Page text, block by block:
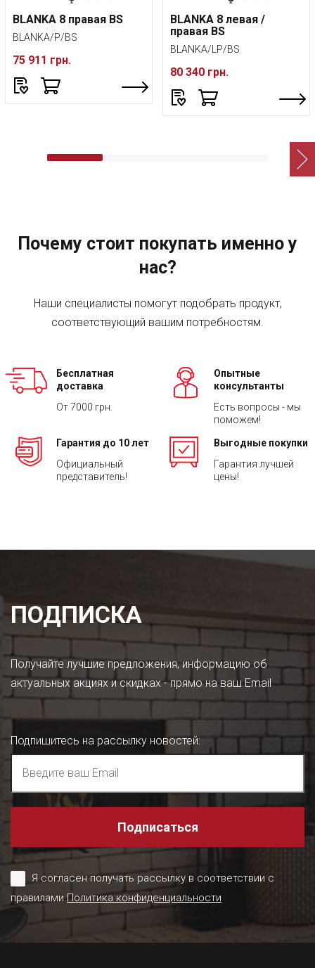
BLANKA 8 правая BS
BLANKA/P/BS
75 911 грн.
BLANKA 8 левая /
правая BS
BLANKA/LP/BS
80 340 грн.
Почему стоит покупать именно у
нас?
Наши специалисты помогут подобрать продукт,
соответствующий вашим потребностям.
Бесплатная
доставка
От 7000 грн.
Опытные
консультанты
Есть вопросы - мы
поможем!
Гарантия до 10 лет
Официальный
представитель!
Выгодные покупки
Гарантия лучшей
цены!
ПОДПИСКА
Получайте лучшие предложения, информацию об
актуальных акциях и скидках - прямо на ваш Email
Подпишитесь на рассылку новостей:
Подписаться
Я согласен получать рассылку в соответствии с
правиламиПолитика конфиденциальности